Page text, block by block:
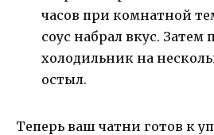
часов при комнатной
соус набрал вкус. Затем
холодильник на
остыл.
Теперь ваш чатни готов к